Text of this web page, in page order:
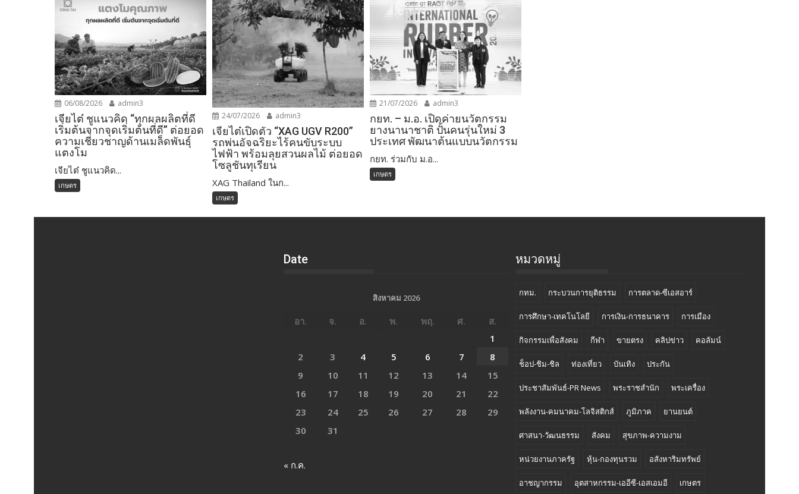
06/08/2026 admin3
เจียไต๋ ชูแนวคิด “ทุกผลผลิตที่ดี
เริ่มต้นจากจุดเริ่มต้นที่ดี” ต่อยอด
ความเชี่ยวชาญด้านเมล็ดพันธุ์
แตงโม
เจียไต๋ ชูแนวคิด...
เกษตร
24/07/2026 admin3
เจียไต๋เปิดตัว “XAG UGV R200”
รถพ่นอัจฉริยะไร้คนขับระบบ
ไฟฟ้า พร้อมลุยสวนผลไม้ ต่อยอด
โซลูชันทุเรียน
XAG Thailand ในก...
เกษตร
21/07/2026 admin3
กยท. – ม.อ. เปิดค่ายนวัตกรรม
ยางนานาชาติ ปั้นคนรุ่นใหม่ 3
ประเทศ พัฒนาต้นแบบนวัตกรรม
กยท. ร่วมกับ ม.อ...
เกษตร
Date
สิงหาคม 2026
อา. จ. อ. พ. พฤ. ศ.
ส.
1
2
3 4 5 6 7
8
9
10 11 12 13 14
15
16
17 18 19 20 21
22
23
24 25 26 27 28
29
30
31
« ก.ค.
หมวดหมู่
กทม. กระบวนการยุติธรรม การตลาด-ซีเอสอาร์
การศึกษา-เทคโนโลยี การเงิน-การธนาคาร การเมือง
กิจกรรมเพื่อสังคม กีฬา ขายตรง คลิปข่าว คอลัมน์
ช็อป-ชิม-ชิล ท่องเที่ยว บันเทิง ประกัน
ประชาสัมพันธ์-PR News พระราชสำนัก พระเครื่อง
พลังงาน-คมนาคม-โลจิสติกส์ ภูมิภาค ยานยนต์
ศาสนา-วัฒนธรรม สังคม สุขภาพ-ความงาม
หน่วยงานภาครัฐ หุ้น-กองทุนรวม อสังหาริมทรัพย์
อาชญากรรม อุตสาหกรรม-เออีซี-เอสเอมอี เกษตร